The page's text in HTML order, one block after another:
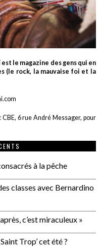
le magazine des gens qui en
(le rock, la mauvaise foi et la
6 rue André Messager, pour
à la pêche
classes avec Bernardino
c’est miraculeux »
Trop’ cet été ?